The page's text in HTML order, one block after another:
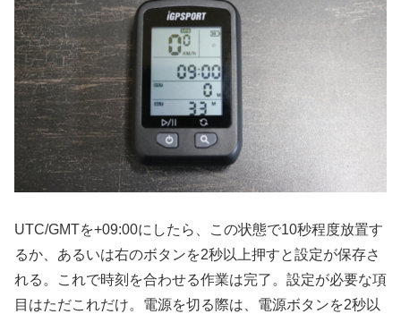
UTC/GMTを+09:00にしたら、この状態で10秒程度放置す
るか、あるいは右のボタンを2秒以上押すと設定が保存さ
れる。これで時刻を合わせる作業は完了。設定が必要な項
目はただこれだけ。電源を切る際は、電源ボタンを2秒以